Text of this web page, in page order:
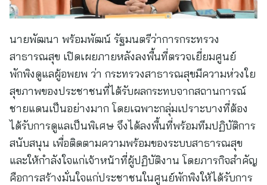
นายพัฒนา พร้อมพัฒน์ รัฐมนตรีว่าการกระทรวง
สาธารณสุข เปิดเผยภายหลังลงพื้นที่ตรวจเยี่ยมศูนย์
พักพิงดูแลผู้อพยพ ว่า กระทรวงสาธารณสุขมีความห่วงใย
สุขภาพของประชาชนที่ได้รับผลกระทบจากสถานการณ์
ชายแดนเป็นอย่างมาก โดยเฉพาะกลุ่มเปราะบางที่ต้อง
ได้รับการดูแลเป็นพิเศษ จึงได้ลงพื้นที่พร้อมทีมปฏิบัติการ
สนับสนุน เพื่อติดตามความพร้อมของระบบสาธารณสุข
และให้กำลังใจแก่เจ้าหน้าที่ผู้ปฏิบัติงาน โดยภารกิจสำคัญ
คือการสร้างมั่นใจแก่ประชาชนในศูนย์พักพิงให้ได้รับการ